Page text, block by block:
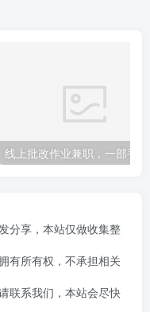
分享，本站仅做收集整
有所有权，不承担相关
联系我们，本站会尽快